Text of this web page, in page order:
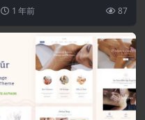
门...1 年前 87